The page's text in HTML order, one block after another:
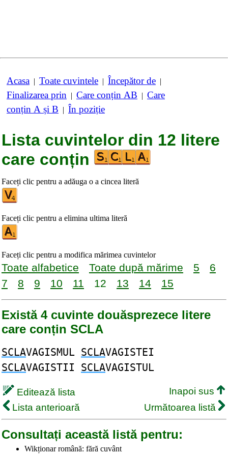
Acasa | Toate cuvintele | Începător de |
Finalizarea prin | Care conțin AB | Care
conțin A și B | În poziție
Lista cuvintelor din 12 litere
care conțin
Faceți clic pentru a adăuga o a cincea literă
Faceți clic pentru a elimina ultima literă
Faceți clic pentru a modifica mărimea cuvintelor
Toate alfabetice Toate după mărime 5
6
7
8 9 10 11 12 13 14 15
Există 4 cuvinte douăsprezece litere
care conțin SCLA
SCLAVAGISMUL SCLAVAGISTEI
SCLAVAGISTII SCLAVAGISTUL
Editează lista
Inapoi sus
Lista anterioară
Următoarea listă
Consultați această listă pentru:
Wikționar română: fără cuvânt